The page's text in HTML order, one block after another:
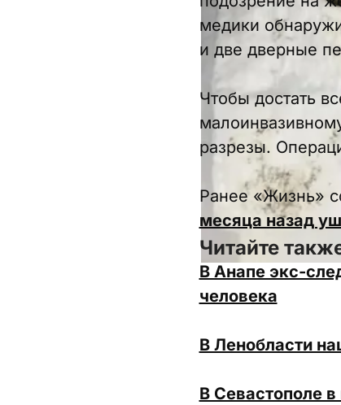
медики
и две дверные
Чтобы достать
разрезы.
Ранее «Жизнь»
месяца назад
Читайте
В Анапе экс-
человека
В Ленобласти
В Севастополе